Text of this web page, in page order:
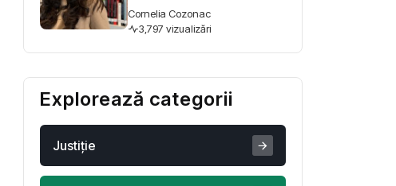
și războiul nostru. Fără
victoria Ucrainei,
Georgia nu se poate
Cornelia Cozonac
3,797 vizualizări
Explorează categorii
Justiţie